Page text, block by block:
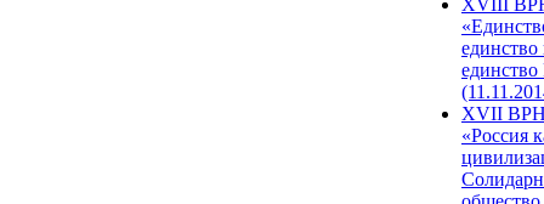
XVIII
единство
единство
XVII
«Россия